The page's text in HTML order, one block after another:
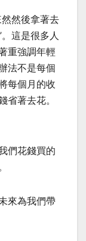
然後拿著去
這是很多人
重強調年輕
法不是每個
每個月的收
省著去花。
們花錢買的
來為我們帶